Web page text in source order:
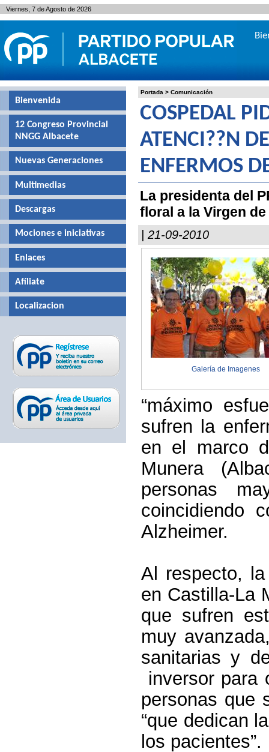
Portada > Comunicación
COSPEDAL
ATENCI??N
ENFERMOS
La presidenta del
floral a la Virgen
| 21-09-2010
Galería de Imagenes
“máximo
sufren la
en el marco
Munera
personas
coincidiendo
Alzheimer.
Al respecto,
en Castilla-La
que sufren
muy
sanitarias y
inversor para
personas que
“que dedican
los pacientes”.
Bienvenida
12 Congreso Provincial
NNGG Albacete
Nuevas Generaciones
Multimedias
Descargas
Mociones e iniciativas
Enlaces
Afíliate
Localizacion
Viernes, 7 de Agosto de 2026